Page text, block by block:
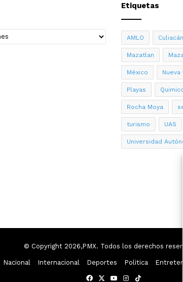
Etiquetas
AMLO Culiacán
Mazatlan
México Nueva
Playas
Rocha Moya
turismo UAS
Universidad
© Copyright 2026,PMX. Todos los derechos
Nacional Internacional Deportes Politica
Facebook
X YouTubeInstagram
TikTok